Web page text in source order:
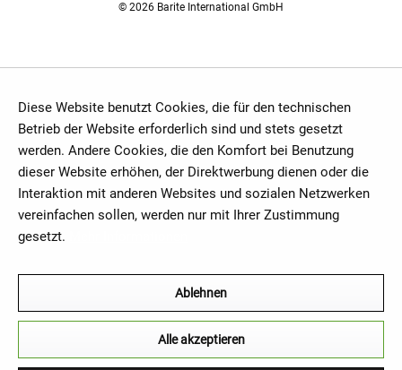
© 2026 Barite International GmbH
Diese Website benutzt Cookies, die für den technischen
Betrieb der Website erforderlich sind und stets gesetzt
werden. Andere Cookies, die den Komfort bei Benutzung
dieser Website erhöhen, der Direktwerbung dienen oder die
Interaktion mit anderen Websites und sozialen Netzwerken
vereinfachen sollen, werden nur mit Ihrer Zustimmung
gesetzt.
Ablehnen
Alle akzeptieren